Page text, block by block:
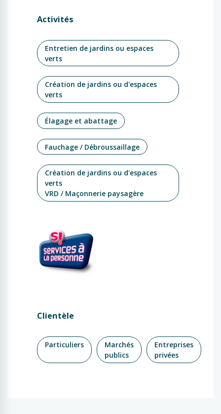
Activités
Entretien de jardins ou espaces
verts
Création de jardins ou d'espaces
verts
Élagage et abattage
Fauchage / Débroussaillage
Création de jardins ou d'espaces
verts
VRD / Maçonnerie paysagère
Clientèle
Particuliers
Marchés
publics
Entreprises
privées